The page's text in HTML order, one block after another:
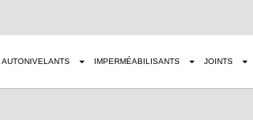
AUTONIVELANTS IMPERMÉABILISANTS JOINTS